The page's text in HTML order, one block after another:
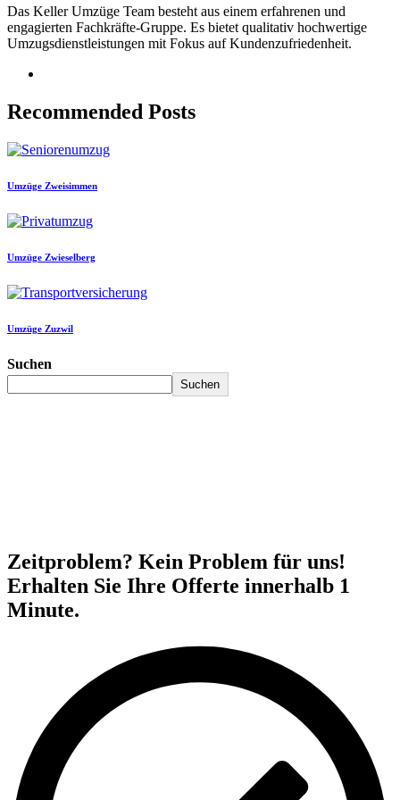
Das Keller Umzüge Team besteht aus einem erfahrenen und
engagierten Fachkräfte-Gruppe. Es bietet qualitativ hochwertige
Umzugsdienstleistungen mit Fokus auf Kundenzufriedenheit.
Recommended Posts
Umzüge Zweisimmen
Umzüge Zwieselberg
Umzüge Zuzwil
Suchen
Suchen
Zeitproblem? Kein Problem für uns!
Erhalten Sie Ihre Offerte innerhalb 1
Minute.